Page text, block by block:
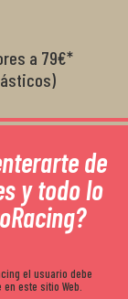
a 79€*
de
y todo lo
el usuario debe
este sitio Web.